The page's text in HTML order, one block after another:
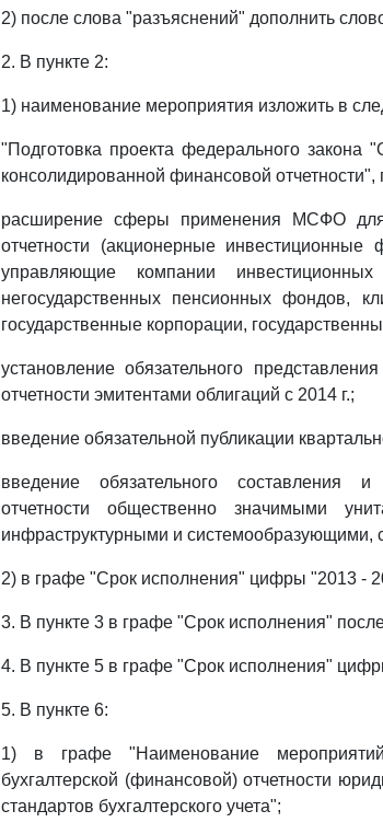
2) после слова "разъяснений" дополнить
2. В пункте 2:
1) наименование мероприятия изложить в
"Подготовка проекта федерального
консолидированной финансовой
расширение сферы применения МСФО для
отчетности (акционерные
управляющие компании
негосударственных пенсионных фондов,
государственные корпорации,
установление обязательного
отчетности эмитентами облигаций с 2014 г.;
введение обязательной публикации
введение обязательного составления
отчетности общественно значимыми
инфраструктурными и системообразующими, с
2) в графе "Срок исполнения" цифры "2013 -
3. В пункте 3 в графе "Срок исполнения"
4. В пункте 5 в графе "Срок исполнения"
5. В пункте 6:
1) в графе "Наименование
бухгалтерской (финансовой) отчетности
стандартов бухгалтерского учета";